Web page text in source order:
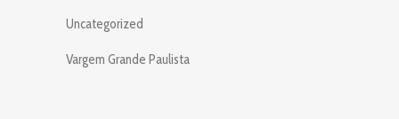
Uncategorized
Vargem Grande Paulista